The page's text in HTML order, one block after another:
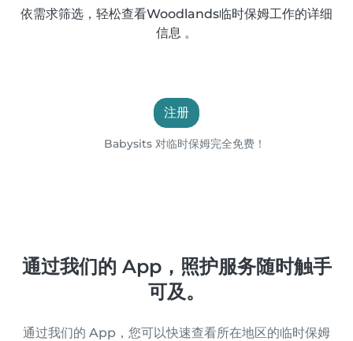
依需求筛选，轻松查看Woodlands临时保姆工作的详细
信息 。
注册
Babysits 对临时保姆完全免费！
通过我们的 App，照护服务随时触手
可及。
通过我们的 App，您可以快速查看所在地区的临时保姆